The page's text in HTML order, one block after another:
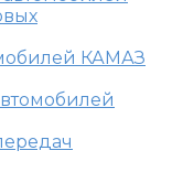
КАМАЗ